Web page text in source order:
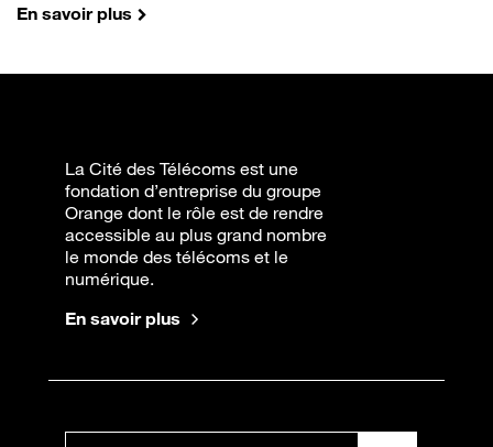
En savoir plus
La Cité des Télécoms est une
fondation d’entreprise du groupe
Orange dont le rôle est de rendre
accessible au plus grand nombre
le monde des télécoms et le
numérique.
En savoir plus